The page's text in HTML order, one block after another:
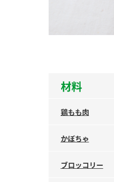
材料
鶏もも肉
かぼちゃ
ブロッコリー